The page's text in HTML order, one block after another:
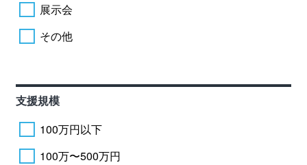
展示会
その他
支援規模
100万円以下
100万〜500万円